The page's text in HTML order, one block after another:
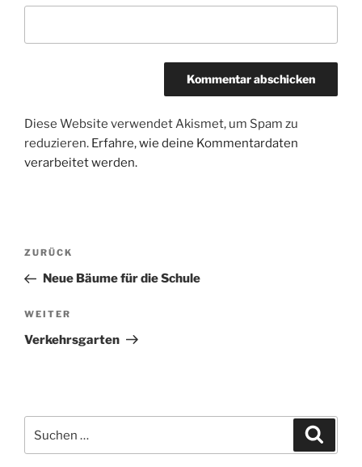
Diese Website verwendet Akismet, um Spam zu
reduzieren. Erfahre, wie deine Kommentardaten
verarbeitet werden.
Beitragsnavigation
Vorheriger
Beitrag
ZURÜCK
Neue Bäume für die Schule
Nächster
Beitrag
WEITER
Verkehrsgarten
nach: